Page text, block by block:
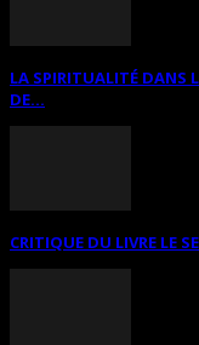
LA SPIRITUALITÉ DANS
DE...
CRITIQUE DU LIVRE LE